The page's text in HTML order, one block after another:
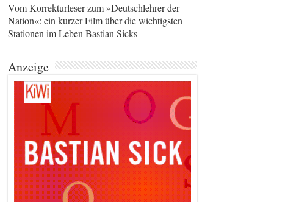
Vom Korrekturleser zum »Deutschlehrer der
Nation«: ein kurzer Film über die wichtigsten
Stationen im Leben Bastian Sicks
Anzeige